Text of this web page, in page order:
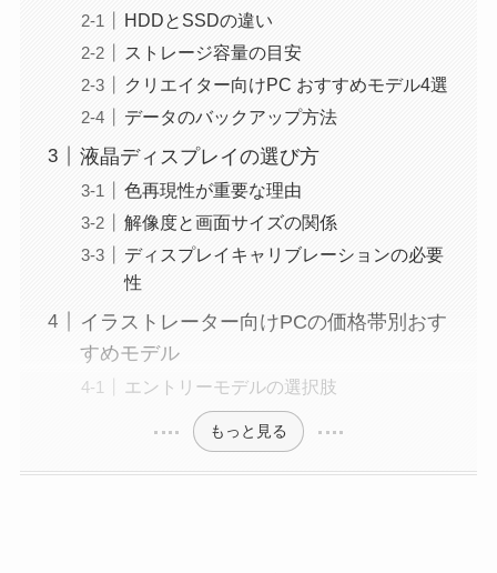
HDDとSSDの違い
ストレージ容量の目安
クリエイター向けPC おすすめモデル4選
データのバックアップ方法
液晶ディスプレイの選び方
色再現性が重要な理由
解像度と画面サイズの関係
ディスプレイキャリブレーションの必要
性
イラストレーター向けPCの価格帯別おす
すめモデル
エントリーモデルの選択肢
もっと見る